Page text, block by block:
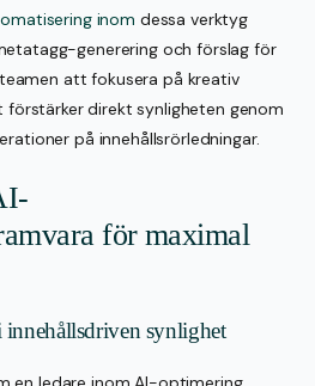
inom dessa verktyg
generering och förslag för
att fokusera på kreativ
direkt synligheten genom
på innehållsrörledningar.
för maximal
synlighet